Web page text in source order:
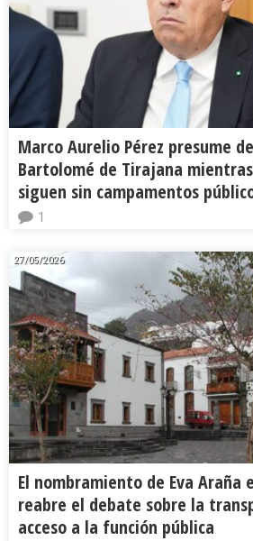
Marco Aurelio Pérez presume
Bartolomé de Tirajana
siguen sin campamentos
1
27/05/2026
El nombramiento de Eva Araña
reabre el debate sobre la
acceso a la función pública